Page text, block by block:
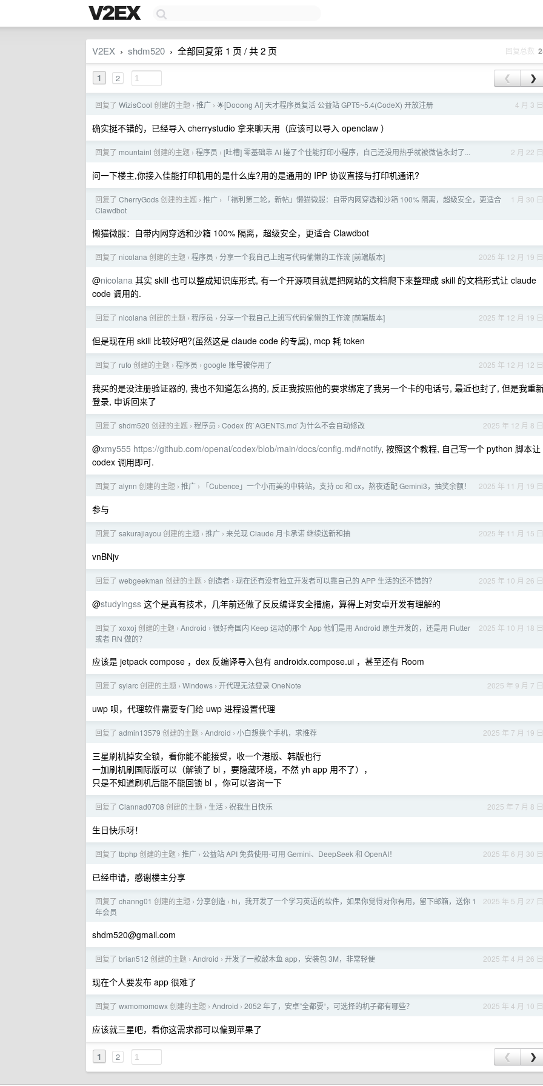
V2EX › shdm520 › 全部回复第 1 页 / 共 2 页 回复总数
1 2 ❮ ❯
4 月 3 日
回复了 WizisCool 创建的主题 › 推广 › 🌟[Dooong AI] 天才程序员复活 公益站 GPT5~5.4(CodeX) 开放注册
确实挺不错的，已经导入 cherrystudio 拿来聊天用（应该可以导入 openclaw ）
2 月 22 日
回复了 mountainl 创建的主题 › 程序员 › [吐槽] 零基础靠 AI 搓了个佳能打印小程序，自己还没用热乎就被微信永封了...
问一下楼主,你接入佳能打印机用的是什么库?用的是通用的 IPP 协议直接与打印机通讯?
1 月 30 日
回复了 CherryGods创建的主题 › 推广 ›
「福利第二轮，新帖」懒猫微服：自带内网穿透和沙箱 100% 隔离，超级安全，更适合
Clawdbot
懒猫微服：自带内网穿透和沙箱 100% 隔离，超级安全，更适合 Clawdbot
2025 年 12 月 19 日
回复了 nicolana 创建的主题 › 程序员 › 分享一个我自己上班写代码偷懒的工作流 [前端版本]
@nicolana 其实 skill 也可以整成知识库形式, 有一个开源项目就是把网站的文档爬下来整理成 skill 的文档形式让 claude
code 调用的.
2025 年 12 月 19 日
回复了 nicolana 创建的主题 › 程序员 › 分享一个我自己上班写代码偷懒的工作流 [前端版本]
但是现在用 skill 比较好吧?(虽然这是 claude code 的专属), mcp 耗 token
2025 年 12 月 12 日
回复了 rufo 创建的主题 › 程序员 › google 账号被停用了
我买的是没注册验证器的, 我也不知道怎么搞的, 反正我按照他的要求绑定了我另一个卡的电话号, 最近也封了, 但是我重
登录, 申诉回来了
2025 年 12 月 8 日
回复了 shdm520 创建的主题 › 程序员 › Codex 的`AGENTS.md`为什么不会自动修改
@xmy555 https://github.com/openai/codex/blob/main/docs/config.md#notify, 按照这个教程, 自己写一个 python 脚本让
codex 调用即可.
2025 年 11 月 19 日
回复了 alynn 创建的主题 › 推广 › 「Cubence」一个小而美的中转站，支持 cc 和 cx，熬夜适配 Gemini3，抽奖余额！
参与
2025 年 11 月 15 日
回复了 sakurajiayou 创建的主题 › 推广 › 来兑现 Claude 月卡承诺 继续送新和抽
vnBNjv
2025 年 10 月 26 日
回复了 webgeekman 创建的主题 › 创造者 › 现在还有没有独立开发者可以靠自己的 APP 生活的还不错的？
@studyingss 这个是真有技术，几年前还做了反反编译安全措施，算得上对安卓开发有理解的
2025 年 10 月 18 日
回复了 xoxoj 创建的主题 › Android › 很好奇国内 Keep 运动的那个 App 他们是用 Android 原生开发的，还是用 Flutter
或者 RN 做的？
应该是 jetpack compose ，dex 反编译导入包有 androidx.compose.ui ，甚至还有 Room
2025 年 9 月 7 日
回复了 sylarc创建的主题 › Windows › 开代理无法登录 OneNote
uwp 呗，代理软件需要专门给 uwp 进程设置代理
2025 年 7 月 19 日
回复了 admin13579 创建的主题 › Android › 小白想换个手机，求推荐
三星刷机掉安全锁，看你能不能接受，收一个港版、韩版也行
一加刷机刷国际版可以（解锁了 bl ，要隐藏环境，不然 yh app 用不了），
只是不知道刷机后能不能回锁 bl ，你可以咨询一下
2025 年 7 月 8 日
回复了 Clannad0708 创建的主题 › 生活 › 祝我生日快乐
生日快乐呀！
2025 年 6 月 30 日
回复了 tbphp创建的主题 › 推广 › 公益站 API 免费使用-可用 Gemini、DeepSeek 和 OpenAI！
已经申请，感谢楼主分享
2025 年 5 月 27 日
回复了 channg01 创建的主题 › 分享创造 › hi，我开发了一个学习英语的软件，如果你觉得对你有用，留下邮箱，送你 1
年会员
shdm520@gmail.com
2025 年 4 月 26 日
回复了 brian512 创建的主题 › Android › 开发了一款敲木鱼 app，安装包 3M，非常轻便
现在个人要发布 app 很难了
2025 年 4 月 10 日
回复了 wxmomomowx创建的主题 › Android › 2052 年了，安卓”全都要“，可选择的机子都有哪些？
应该就三星吧，看你这需求都可以偏到苹果了
1 2 ❮ ❯